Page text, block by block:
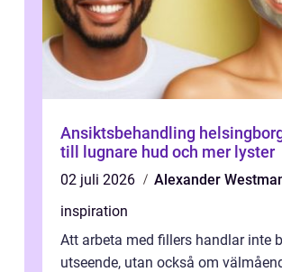
Ansiktsbehandling helsingborg
till lugnare hud och mer lyster
02 juli 2026
Alexander
inspiration
Att arbeta med fillers handlar inte
utseende, utan också om